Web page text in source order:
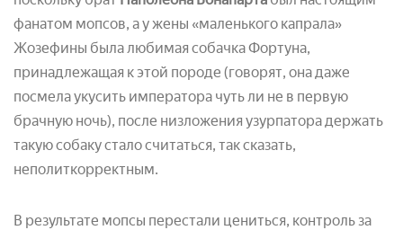
фанатом мопсов, а у жены «маленького капрала»
Жозефины была любимая собачка Фортуна,
принадлежащая к этой породе (говорят, она даже
посмела укусить императора чуть ли не в первую
брачную ночь), после низложения узурпатора держать
такую собаку стало считаться, так сказать,
неполиткорректным.
В результате мопсы перестали цениться, контроль за